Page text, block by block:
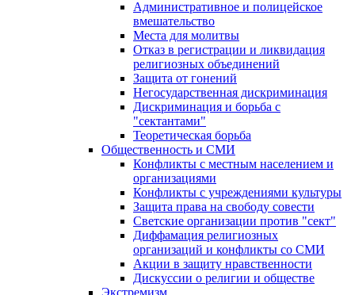
Административное и полицейское
вмешательство
Места для молитвы
Отказ в регистрации и ликвидация
религиозных объединений
Защита от гонений
Негосударственная дискриминация
Дискриминация и борьба с
"сектантами"
Теоретическая борьба
Общественность и СМИ
Конфликты с местным населением и
организациями
Конфликты с учреждениями культуры
Защита права на свободу совести
Светские организации против "сект"
Диффамация религиозных
организаций и конфликты со СМИ
Акции в защиту нравственности
Дискуссии о религии и обществе